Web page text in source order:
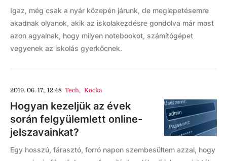
Igaz, még csak a nyár közepén járunk, de meglepetésemre
akadnak olyanok, akik az iskolakezdésre gondolva már most
azon agyalnak, hogy milyen notebookot, számítógépet
vegyenek az iskolás gyerkőcnek.
2019. 06. 17., 12:48 Tech, Kocka
Hogyan kezeljük az évek
során felgyülemlett online-
jelszavainkat?
Egy hosszú, fárasztó, forró napon szembesültem azzal, hogy